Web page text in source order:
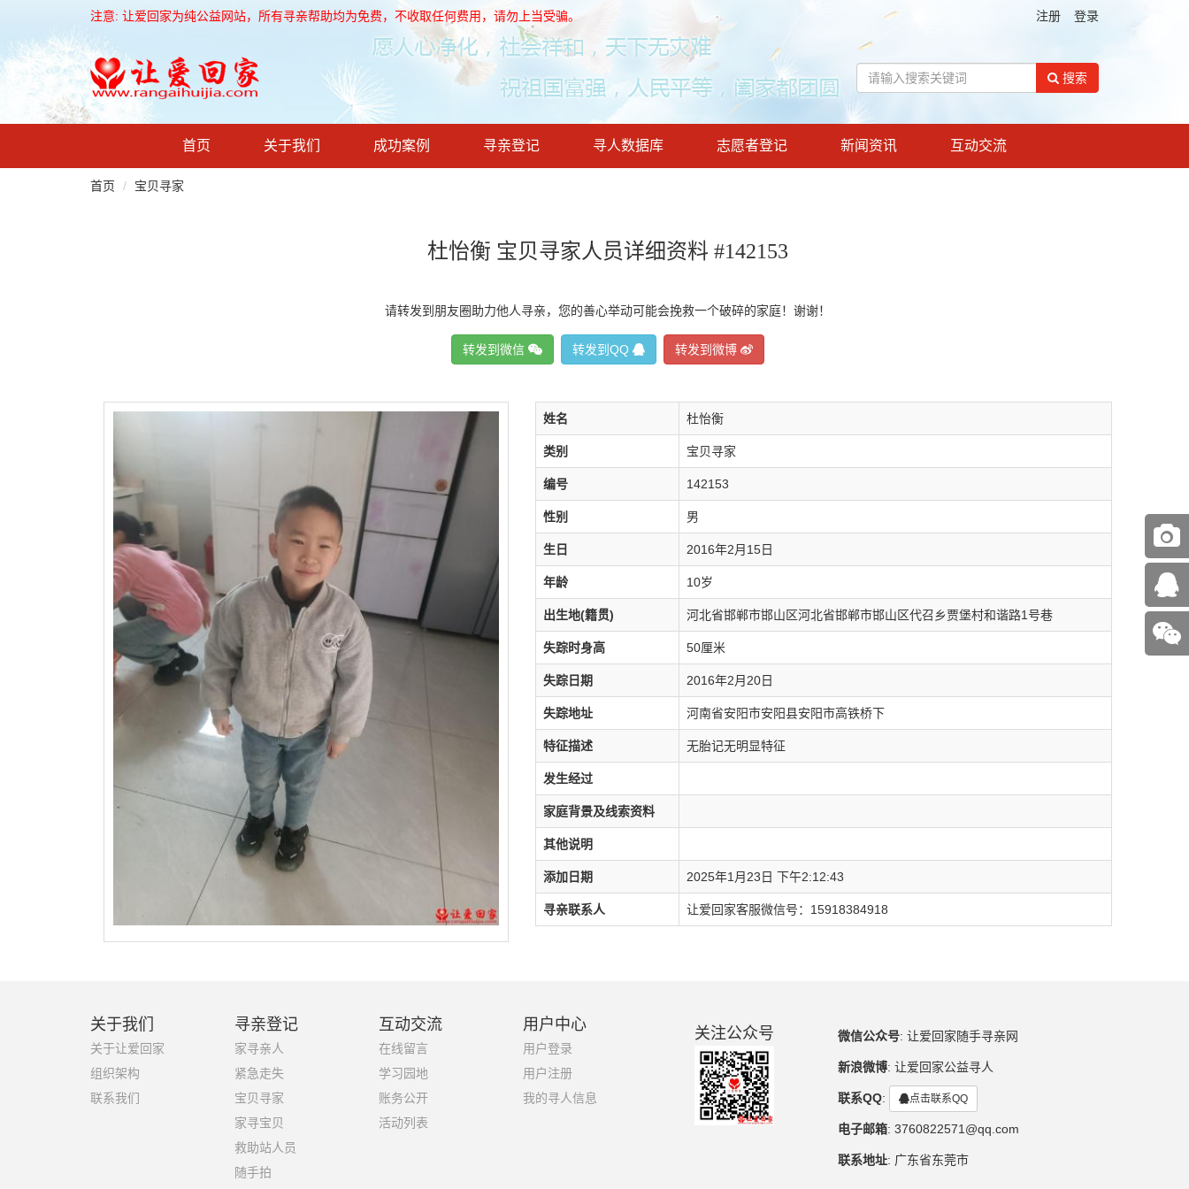
注意: 让爱回家为纯公益网站，所有寻亲帮助均为免费，不收取任何费用，请勿上当受骗。 注册 登录
搜索
首页 关于我们 成功案例 寻亲登记 寻人数据库 志愿者登记 新闻资讯 互动交流
首页 宝贝寻家
杜怡衡 宝贝寻家人员详细资料 #142153
请转发到朋友圈助力他人寻亲，您的善心举动可能会挽救一个破碎的家庭！谢谢！
转发到微信 转发到QQ 转发到微博
姓名 杜怡衡
类别 宝贝寻家
编号 142153
性别 男
生日 2016年2月15日
年龄 10岁
出生地(籍贯) 河北省邯郸市邯山区河北省邯郸市邯山区代召乡贾堡村和谐路1号巷
失踪时身高 50厘米
失踪日期 2016年2月20日
失踪地址 河南省安阳市安阳县安阳市高铁桥下
特征描述 无胎记无明显特征
发生经过
家庭背景及线索资料
其他说明
添加日期 2025年1月23日 下午2:12:43
寻亲联系人 让爱回家客服微信号：15918384918
关于我们
关于让爱回家
组织架构
联系我们
寻亲登记
家寻亲人
紧急走失
宝贝寻家
家寻宝贝
救助站人员
随手拍
互动交流
在线留言
学习园地
账务公开
活动列表
用户中心
用户登录
用户注册
我的寻人信息
关注公众号 微信公众号: 让爱回家随手寻亲网
新浪微博: 让爱回家公益寻人
联系QQ: 点击联系QQ
电子邮箱: 3760822571@qq.com
联系地址: 广东省东莞市